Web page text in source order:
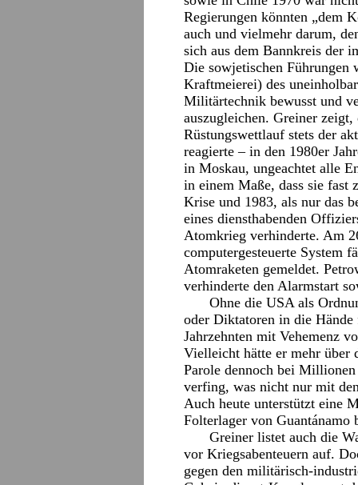
Regierungen könnten „dem
auch und vielmehr darum,
sich aus dem Bannkreis der
Die sowjetischen Führungen
Kraftmeierei) des
Militärtechnik bewusst und
auszugleichen. Greiner
Rüstungswettlauf stets der
reagierte – in den 1980er
in Moskau, ungeachtet alle
in einem Maße, dass sie fast
Krise und 1983, als nur das
eines diensthabenden
Atomkrieg verhinderte. Am
computergesteuerte System
Atomraketen gemeldet.
verhinderte den Alarmstart
Ohne die USA als
oder Diktatoren in die
Jahrzehnten mit Vehemenz
Vielleicht hätte er mehr über
Parole dennoch bei
verfing, was nicht nur mit
Auch heute unterstützt eine
Folterlager von Guantánamo
Greiner listet auch die
vor Kriegsabenteuern auf.
gegen den militärisch-